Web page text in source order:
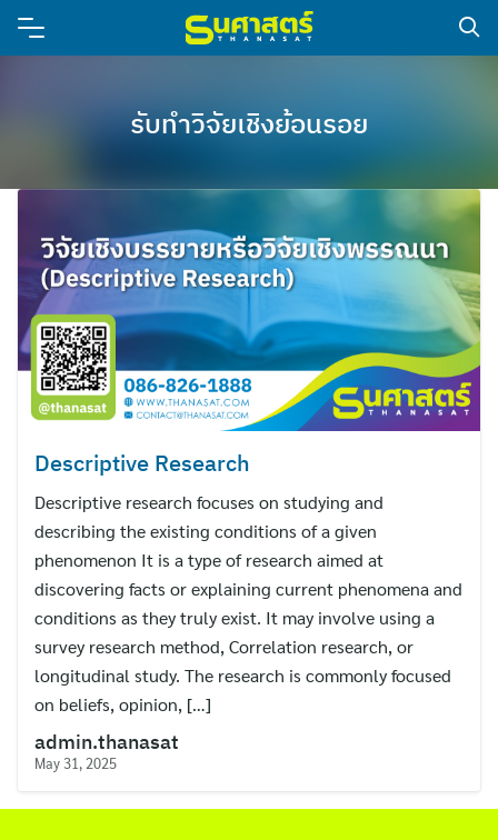
ไทย
English
รับทำวิจัยเชิงย้อนรอย
Descriptive Research
Descriptive research focuses on studying and
describing the existing conditions of a given
phenomenon It is a type of research aimed at
discovering facts or explaining current phenomena and
conditions as they truly exist. It may involve using a
survey research method, Correlation research, or
longitudinal study. The research is commonly focused
on beliefs, opinion, […]
admin.thanasat
May 31, 2025